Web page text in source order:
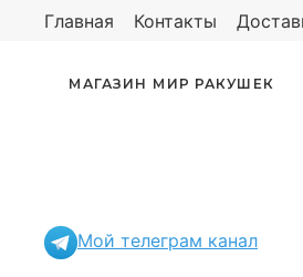
Главная Контакты
МАГАЗИН МИР РАКУШЕК
Мой телеграм канал